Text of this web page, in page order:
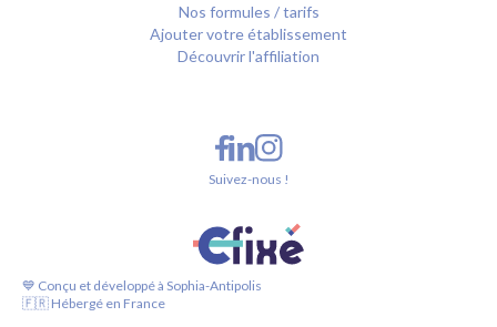
Nos formules / tarifs
Ajouter votre établissement
Découvrir l'affiliation
💙 Conçu et développé à Sophia-Antipolis
🇫🇷 Hébergé en France
Suivez-nous !